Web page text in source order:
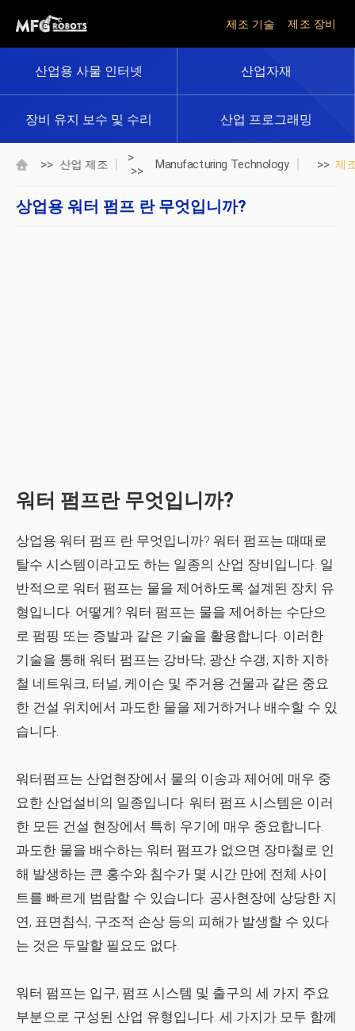
제조 기술 제조 장비
산업용 사물 인터넷 산업자재
장비 유지 보수 및 수리 산업 프로그래밍
>> 산업 제조
>
>>
Manufacturing Technology >> 제
상업용 워터 펌프 란 무엇입니까?
워터 펌프란 무엇입니까?
상업용 워터 펌프 란 무엇입니까? 워터 펌프는 때때로
탈수 시스템이라고도 하는 일종의 산업 장비입니다. 일
반적으로 워터 펌프는 물을 제어하도록 설계된 장치 유
형입니다. 어떻게? 워터 펌프는 물을 제어하는 ​​수단으
로 펌핑 또는 증발과 같은 기술을 활용합니다. 이러한
기술을 통해 워터 펌프는 강바닥, 광산 수갱, 지하 지하
철 네트워크, 터널, 케이슨 및 주거용 건물과 같은 중요
한 건설 위치에서 과도한 물을 제거하거나 배수할 수 있
습니다.
워터펌프는 산업현장에서 물의 이송과 제어에 매우 중
요한 산업설비의 일종입니다. 워터 펌프 시스템은 이러
한 모든 건설 현장에서 특히 우기에 매우 중요합니다.
과도한 물을 배수하는 워터 펌프가 없으면 장마철로 인
해 발생하는 큰 홍수와 침수가 몇 시간 만에 전체 사이
트를 빠르게 범람할 수 있습니다. 공사현장에 상당한 지
연, 표면침식, 구조적 손상 등의 피해가 발생할 수 있다
는 것은 두말할 필요도 없다.
워터 펌프는 입구, 펌프 시스템 및 출구의 세 가지 주요
부분으로 구성된 산업 유형입니다. 세 가지가 모두 함께